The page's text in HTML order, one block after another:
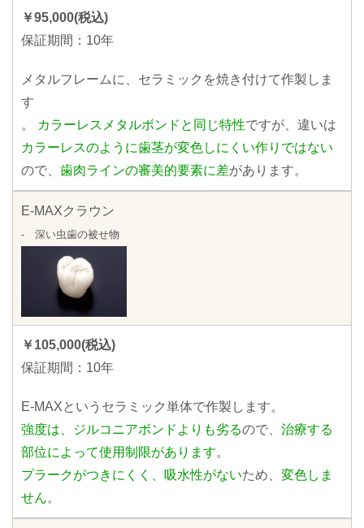
￥95,000(税込)
保証期間：10年
メタルフレームに、セラミックを焼き付けて作製しま
す
。
カラーレスメタルボンドと同じ特性ですが、違いは
カラーレスのように歯茎が変色しにくい作りではない
ので、 歯肉ラインの審美的要素に差があります。
E-MAXクラウン
- 深い虫歯の被せ物
￥105,000(税込)
保証期間：10年
E-MAXというセラミック単体で作製します。
強度は、ジルコニアボンドよりも劣るので、 治療する
部位によって使用制限があります。
プラークがつきにくく、吸水性がないため、 変色しま
せん。